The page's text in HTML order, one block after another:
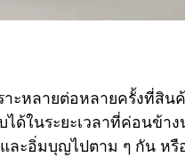
ะหลายต่อหลายครั้งที่สิน
ด้ในระยะเวลาที่ค่อนข้าง
ละอิ่มบุญไปตาม ๆ กัน หรื